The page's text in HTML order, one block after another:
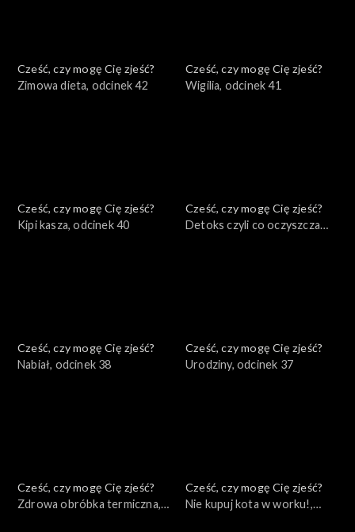
Cześć, czy mogę Cię zjeść?
Zimowa dieta, odcinek 42
Cześć, czy mogę Cię zjeść?
Wigilia, odcinek 41
Cześć, czy mogę Cię zjeść?
Kipi kasza, odcinek 40
Cześć, czy mogę Cię zjeść?
Detoks czyli co oczyszcza
Cześć, czy mogę Cię zjeść?
Nabiał, odcinek 38
Cześć, czy mogę Cię zjeść?
Urodziny, odcinek 37
Cześć, czy mogę Cię zjeść?
Zdrowa obróbka termiczna,
Cześć, czy mogę Cię zjeść?
Nie kupuj kota w worku!,